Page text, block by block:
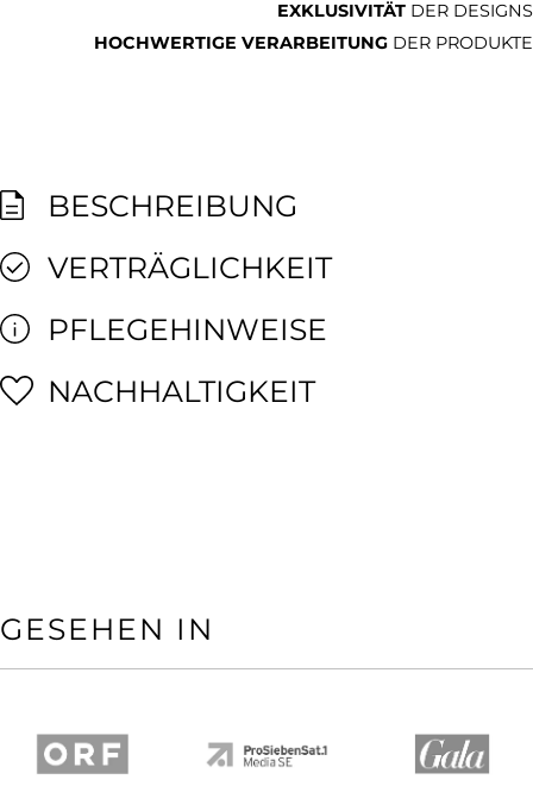
EXKLUSIVITÄT DER DESIGNS
HOCHWERTIGE VERARBEITUNG DER PRODUKTE
BESCHREIBUNG
VERTRÄGLICHKEIT
PFLEGEHINWEISE
NACHHALTIGKEIT
GESEHEN IN